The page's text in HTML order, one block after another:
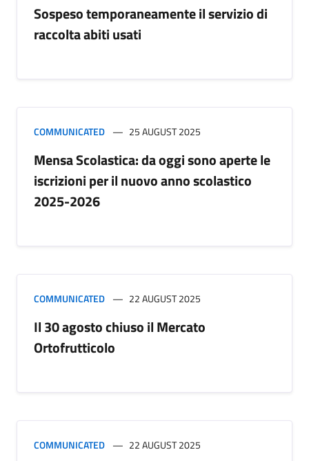
Sospeso temporaneamente il servizio di
raccolta abiti usati
COMMUNICATED 25 AUGUST 2025
Mensa Scolastica: da oggi sono aperte le
iscrizioni per il nuovo anno scolastico
2025-2026
COMMUNICATED 22 AUGUST 2025
Il 30 agosto chiuso il Mercato
Ortofrutticolo
COMMUNICATED 22 AUGUST 2025